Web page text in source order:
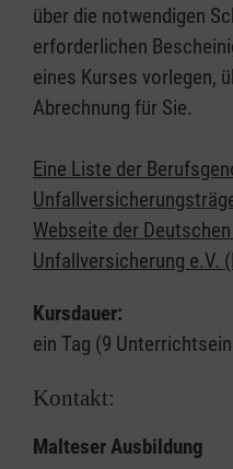
über die notwendigen
erforderlichen
eines Kurses vorlegen,
Abrechnung für Sie.
Eine Liste der
Webseite der
Unfallversicherung e.V.
Kursdauer:
ein Tag (9
Kontakt:
Malteser Ausbildung